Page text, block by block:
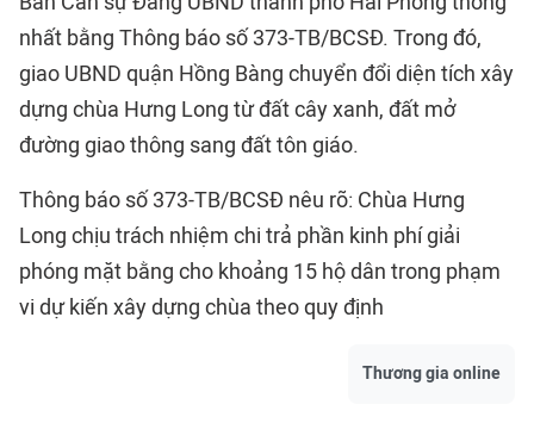
nhất bằng Thông báo số 373-TB/BCSĐ. Trong đó,
giao UBND quận Hồng Bàng chuyển đổi diện tích xây
dựng chùa Hưng Long từ đất cây xanh, đất mở
đường giao thông sang đất tôn giáo.
Thông báo số 373-TB/BCSĐ nêu rõ: Chùa Hưng
Long chịu trách nhiệm chi trả phần kinh phí giải
phóng mặt bằng cho khoảng 15 hộ dân trong phạm
vi dự kiến xây dựng chùa theo quy định
Thương gia online